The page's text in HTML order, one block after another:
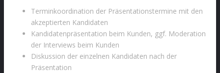
Terminkoordination der Präsentationstermine mit den
akzeptierten Kandidaten
Kandidatenpräsentation beim Kunden, ggf. Moderation
der Interviews beim Kunden
Diskussion der einzelnen Kandidaten nach der
Präsentation